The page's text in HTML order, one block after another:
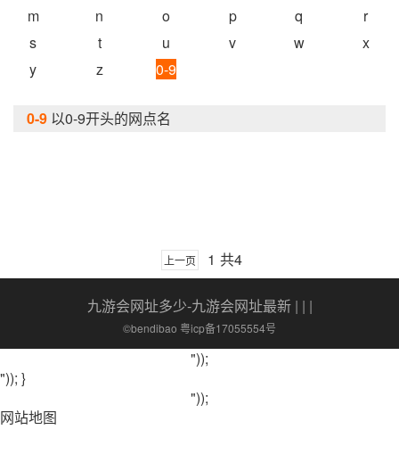
m
n o p q
r
s
t u v w
x
y
z 0-9
0-9 以0-9开头的网点名
上一页 1 共4
九游会网址多少-九游会网址最新| | |
©bendibao 粤icp备17055554号
"));
")); }
"));
网站地图